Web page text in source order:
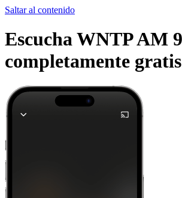
Saltar al contenido
Escucha WNTP AM
completamente